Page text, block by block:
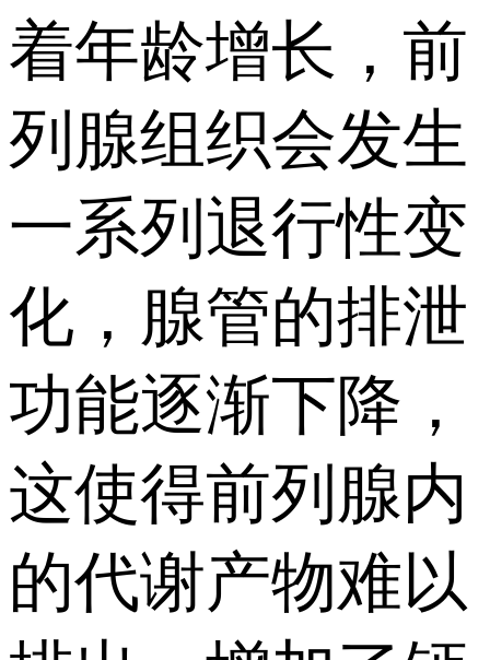
着年龄增长，前
列腺组织会发生
一系列退行性变
化，腺管的排泄
功能逐渐下降，
这使得前列腺内
的代谢产物难以